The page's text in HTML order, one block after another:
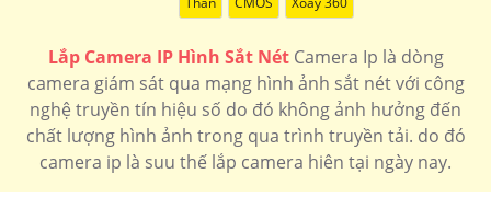
Lắp Camera IP Hình Sắt NétCamera Ip là dòng
camera giám sát qua mạng hình ảnh sắt nét với công
nghệ truyền tín hiệu số do đó không ảnh hưởng đến
chất lượng hình ảnh trong qua trình truyền tải. do đó
camera ip là suu thế lắp camera hiên tại ngày nay.